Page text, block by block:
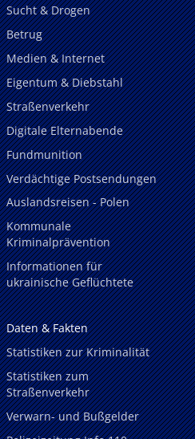
Sucht & Drogen
Betrug
Medien & Internet
Eigentum & Diebstahl
Straßenverkehr
Digitale Elternabende
Fundmunition
Verdächtige Postsendungen
Auslandsreisen - Polen
Kommunale
Kriminalprävention
Informationen für
ukrainische Geflüchtete
Daten & Fakten
Statistiken zur Kriminalität
Statistiken zum
Straßenverkehr
Verwarn- und Bußgelder